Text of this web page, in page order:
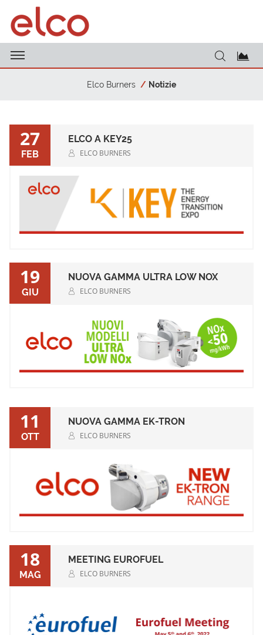
Elco Burners Notizie
27
FEB
ELCO A KEY25
ELCO BURNERS
19
GIU
NUOVA GAMMA ULTRA LOW NOX
ELCO BURNERS
11
OTT
NUOVA GAMMA EK-TRON
ELCO BURNERS
18
MAG
MEETING EUROFUEL
ELCO BURNERS